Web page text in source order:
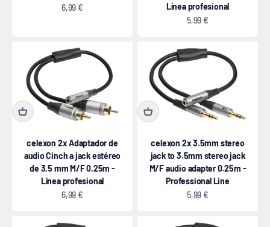
Precio de oferta
6,99 €
Línea profesional
Precio de oferta
5,99 €
celexon 2x Adaptador de
audio Cinch a jack estéreo
de 3,5 mm M/F 0,25m -
Línea profesional
Precio de oferta
6,99 €
celexon 2x 3.5mm stereo
jack to 3.5mm stereo jack
M/F audio adapter 0.25m -
Professional Line
Precio de oferta
5,99 €